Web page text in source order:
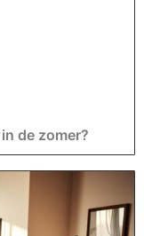
de zomer?